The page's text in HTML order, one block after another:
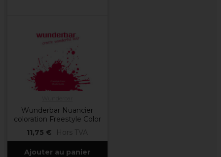
Wunderbar Nuancier
coloration Freestyle Color
11,75 €
Hors TVA
Ajouter au panier